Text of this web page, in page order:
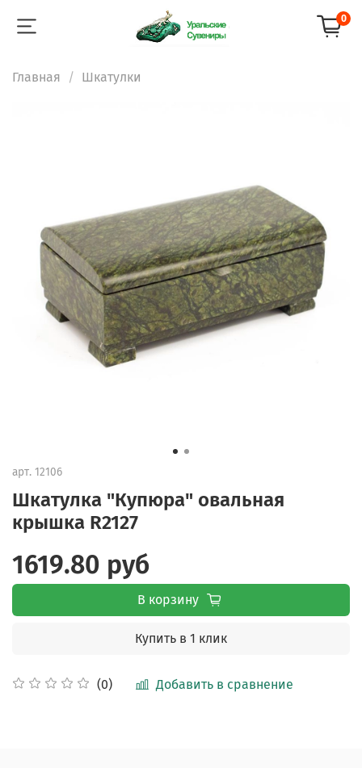
0
Главная Шкатулки
арт. 12106
Шкатулка "Купюра" овальная
крышка R2127
(0) Добавить в сравнение
1619.80 руб
В корзину
Купить в 1 клик